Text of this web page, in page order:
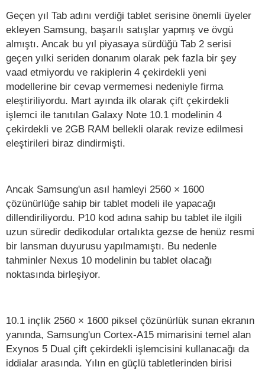
Geçen yıl Tab adını verdiği tablet serisine önemli üyeler
ekleyen Samsung, başarılı satışlar yapmış ve övgü
almıştı. Ancak bu yıl piyasaya sürdüğü Tab 2 serisi
geçen yılki seriden donanım olarak pek fazla bir şey
vaad etmiyordu ve rakiplerin 4 çekirdekli yeni
modellerine bir cevap vermemesi nedeniyle firma
eleştiriliyordu. Mart ayında ilk olarak çift çekirdekli
işlemci ile tanıtılan Galaxy Note 10.1 modelinin 4
çekirdekli ve 2GB RAM bellekli olarak revize edilmesi
eleştirileri biraz dindirmişti.
Ancak Samsung'un asıl hamleyi 2560 × 1600
çözünürlüğe sahip bir tablet modeli ile yapacağı
dillendiriliyordu. P10 kod adına sahip bu tablet ile ilgili
uzun süredir dedikodular ortalıkta gezse de henüz resmi
bir lansman duyurusu yapılmamıştı. Bu nedenle
tahminler Nexus 10 modelinin bu tablet olacağı
noktasında birleşiyor.
10.1 inçlik 2560 × 1600 piksel çözünürlük sunan ekranın
yanında, Samsung'un Cortex-A15 mimarisini temel alan
Exynos 5 Dual çift çekirdekli işlemcisini kullanacağı da
iddialar arasında. Yılın en güçlü tabletlerinden birisi